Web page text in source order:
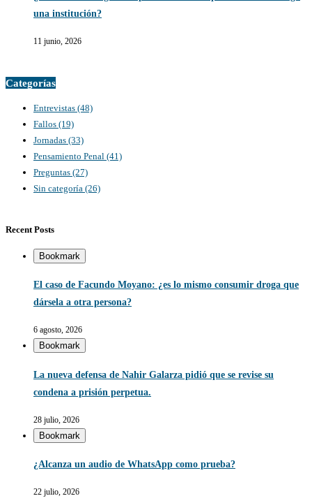
una institución?
11 junio, 2026
Categorías
Entrevistas (48)
Fallos (19)
Jornadas (33)
Pensamiento Penal (41)
Preguntas (27)
Sin categoría (26)
Recent Posts
Bookmark
El caso de Facundo Moyano: ¿es lo mismo consumir droga que
dársela a otra persona?
6 agosto, 2026
Bookmark
La nueva defensa de Nahir Galarza pidió que se revise su
condena a prisión perpetua.
28 julio, 2026
Bookmark
¿Alcanza un audio de WhatsApp como prueba?
22 julio, 2026